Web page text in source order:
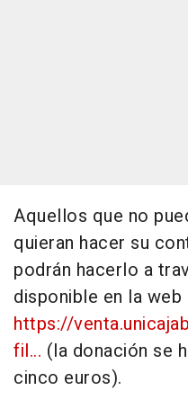
Aquellos que no
quieran hacer su
podrán hacerlo a
disponible en la web
https://
fil... (la donación se
cinco euros).